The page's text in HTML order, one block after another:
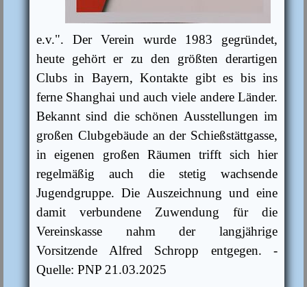
e.v.". Der Verein wurde 1983 gegründet,
heute gehört er zu den größten derartigen
Clubs in Bayern, Kontakte gibt es bis ins
ferne Shanghai und auch viele andere Länder.
Bekannt sind die schönen Ausstellungen im
großen Clubgebäude an der Schießstättgasse,
in eigenen großen Räumen trifft sich hier
regelmäßig auch die stetig wachsende
Jugendgruppe. Die Auszeichnung und eine
damit verbundene Zuwendung für die
Vereinskasse nahm der langjährige
Vorsitzende Alfred Schropp entgegen. -
Quelle: PNP 21.03.2025